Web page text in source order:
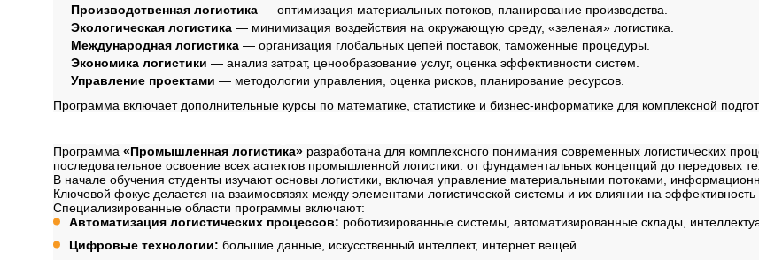
Производственная логистика— оптимизация материальных потоков, планирование производства.
Экологическая логистика— минимизация воздействия на окружающую среду, «зеленая» логистика.
Международная логистика— организация глобальных цепей поставок, таможенные процедуры.
Экономика логистики — анализ затрат, ценообразование услуг, оценка эффективности систем.
Управление проектами — методологии управления, оценка рисков, планирование ресурсов.
Программа включает дополнительные курсы по математике, статистике и бизнес-информатике для комплексной
Программа «Промышленная логистика»разработана для комплексного понимания современных логистических
последовательное освоение всех аспектов промышленной логистики: от фундаментальных концепций до передовых
В начале обучения студенты изучают основы логистики, включая управление материальными потоками,
Ключевой фокус делается на взаимосвязях между элементами логистической системы и их влиянии на эффективность
Специализированные области программы включают:
Автоматизация логистических процессов: роботизированные системы, автоматизированные склады,
Цифровые технологии: большие данные, искусственный интеллект, интернет вещей